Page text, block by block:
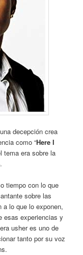
decepción crea
como “Here I
tema era sobre la
tiempo con lo que
sobre las
lo que lo exponen,
esas experiencias y
usher es uno de
tanto por su voz